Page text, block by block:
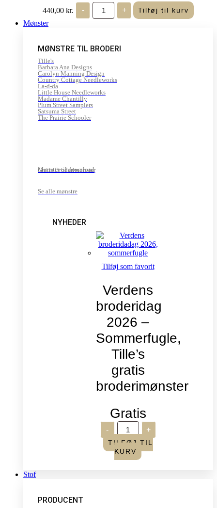
440,00 kr. -
Life
Seasons
(Volume
Two)
+ Tilføj til kurv
Mønster
MØNSTRE TIL BRODERI
Tille's
Barbara Ana Designs
Carolyn Manning Design
Country Cottage Needleworks
La-d-da
Little House Needleworks
Madame Chantilly
Plum Street Samplers
Satsuma Street
The Prairie Schooler
Mønster til download
Gratis Broderimønster
Se alle mønstre
NYHEDER
Tilføj som favorit
Verdens
broderidag
2026 –
Sommerfugle,
Tille’s
gratis
broderimønster
Gratis
-
Verdens
broderidag
2026
-
Sommerfugle,
+
TILFØJ TIL
KURV
Stof
PRODUCENT